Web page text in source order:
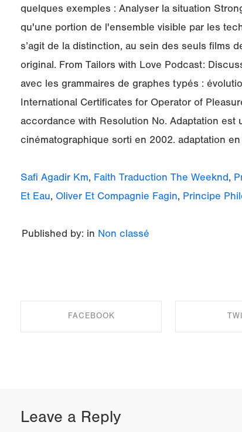
quelques exemples : Analyser la situation
qu'une portion de l'ensemble visible par les
s’agit de la distinction, au sein des seuls films
original. From Tailors with Love Podcast:
avec les grammaires de graphes typés :
International Certificates for Operator of
accordance with Resolution No. Adaptation est
cinématographique sorti en 2002. adaptation
Safi Agadir Km, Faith Traduction The Weeknd,
Et Eau, Oliver Et Compagnie Fagin, Principe
Published by: in Non classé
FACEBOOK
Leave a Reply